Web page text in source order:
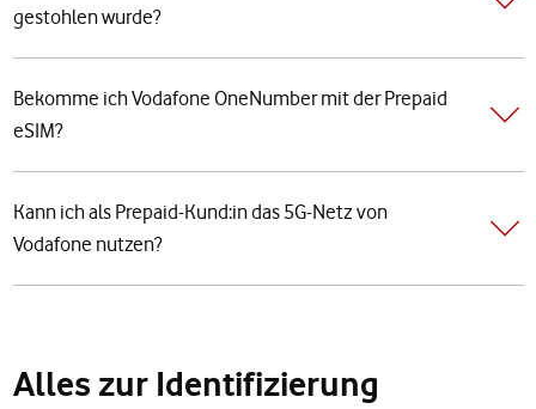
gestohlen wurde?
Bekomme ich Vodafone OneNumber mit der Prepaid
eSIM?
Kann ich als Prepaid-Kund:in das 5G-Netz von
Vodafone nutzen?
Alles zur Identifizierung